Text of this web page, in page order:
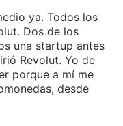
ya. Todos los
Dos de los
una startup antes
Revolut. Yo de
porque a mí me
desde